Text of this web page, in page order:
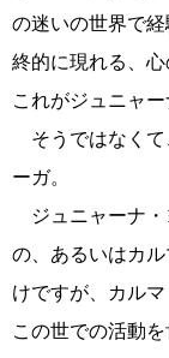
の迷いの世界で
終的に現れる、心
これがジュニャー
そうではなくて
ーガ。
ジュニャーナ・
の、あるいはカ
けですが、カル
この世での活動